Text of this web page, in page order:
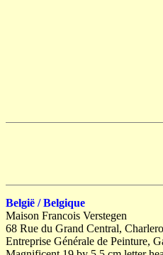
België / Belgique
Maison Francois Verstegen
68 Rue du Grand Central,
Entreprise Générale de Peinture,